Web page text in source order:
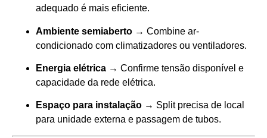
adequado é mais eficiente.
Ambiente semiaberto → Combine ar-
condicionado com climatizadores ou ventiladores.
Energia elétrica → Confirme tensão disponível e
capacidade da rede elétrica.
Espaço para instalação → Split precisa de local
para unidade externa e passagem de tubos.